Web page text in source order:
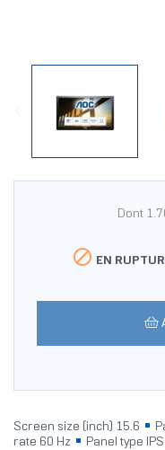
Dont
 EN
Screen size (inch) 15.6
rate 60 Hz
Panel type IPS